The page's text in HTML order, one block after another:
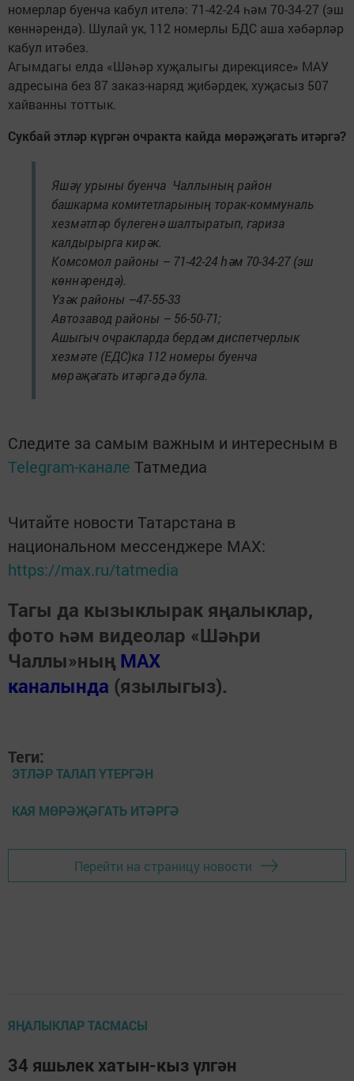
номерлар буенча кабул ителә: 71-42-24 һәм 70-34-27 (эш
көннәрендә). Шулай ук, 112 номерлы БДС аша хәбәрләр
кабул итәбез.
Агымдагы елда «Шәһәр хуҗалыгы дирекциясе» МАУ
адресына без 87 заказ-наряд җибәрдек, хуҗасыз 507
хайванны тоттык.
Сукбай этләр күргән очракта кайда мөрәҗәгать итәргә?
Яшәү урыны буенча Чаллының район
башкарма комитетларының торак-коммуналь
хезмәтләр бүлегенә шалтыратып, гариза
калдырырга кирәк.
Комсомол районы – 71-42-24 һәм 70-34-27 (эш
көннәрендә).
Үзәк районы –47-55-33
Автозавод районы – 56-50-71;
Ашыгыч очракларда бердәм диспетчерлык
хезмәте (ЕДС)ка 112 номеры буенча
мөрәҗәгать итәргә дә була.
Следите за самым важным и интересным в
Telegram-канале Татмедиа
Читайте новости Татарстана в
национальном мессенджере MАХ:
https://max.ru/tatmedia
Тагы да кызыклырак яңалыклар,
фото һәм видеолар «Шәһри
Чаллы»ның MAX
каналында (язылыгыз).
Теги:
ЭТЛӘР ТАЛАП ҮТЕРГӘН
КАЯ МӨРӘҖӘГАТЬ ИТӘРГӘ
Перейти на страницу новости
ЯҢАЛЫКЛАР ТАСМАСЫ
34 яшьлек хатын-кыз үлгән